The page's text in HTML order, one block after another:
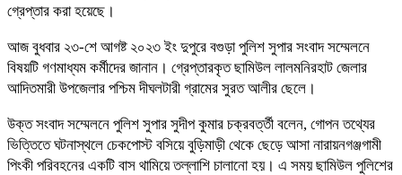
গ্রেপ্তার করা হয়েছে।
আজ বুধবার ২৩-শে আগষ্ট ২০২৩ ইং দুপুরে বগুড়া পুলিশ সুপার সংবাদ সম্মেলনে
বিষয়টি গণমাধ্যম কর্মীদের জানান। গ্রেপ্তারকৃত ছামিউল লালমনিরহাট জেলার
আদিতমারী উপজেলার পশ্চিম দীঘলটারী গ্রামের সুরত আলীর ছেলে।
উক্ত সংবাদ সম্মেলনে পুলিশ সুপার সুদীপ কুমার চক্রবর্ত্তী বলেন, গোপন তথ্যের
ভিত্তিতে ঘটনাস্থলে চেকপোস্ট বসিয়ে বুড়িমাড়ী থেকে ছেড়ে আসা নারায়নগঞ্জগামী
পিংকী পরিবহনের একটি বাস থামিয়ে তল্লাশি চালানো হয়। এ সময় ছামিউল পুলিশের